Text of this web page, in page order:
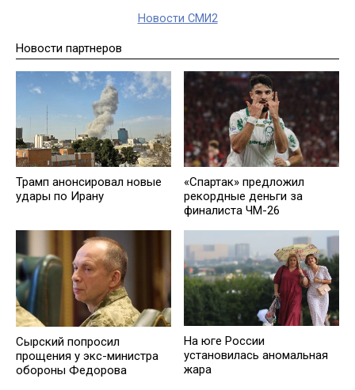
Новости СМИ2
Новости партнеров
Трамп анонсировал новые
удары по Ирану
«Спартак» предложил
рекордные деньги за
финалиста ЧМ-26
Сырский попросил
прощения у экс-министра
обороны Федорова
На юге России
установилась аномальная
жара